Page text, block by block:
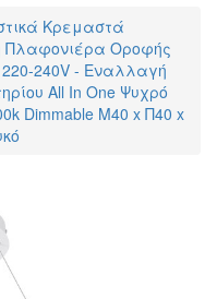
Κρεμαστά
Πλαφονιέρα Οροφής
220-240V - Εναλλαγή
All In One Ψυχρό
Dimmable Μ40 x Π40 x